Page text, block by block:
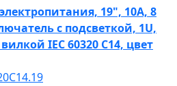
19", 10А, 8
с подсветкой, 1U,
IEC 60320 C14, цвет